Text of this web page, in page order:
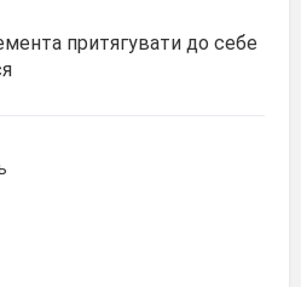
притягувати до себе